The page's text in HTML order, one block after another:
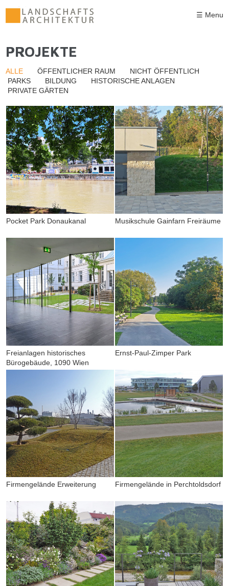
Direkt zum Inhalt
☰ Menu
SIE SIND HIER
PROJEKTE
ALLE ÖFFENTLICHER RAUM
NICHT ÖFFENTLICH
PARKS
BILDUNG
HISTORISCHE ANLAGEN
PRIVATE GÄRTEN
Pocket Park Donaukanal Musikschule Gainfarn Freiräume
Freianlagen historisches
Bürogebäude, 1090 Wien
Ernst-Paul-Zimper Park
Firmengelände Erweiterung Firmengelände in Perchtoldsdorf